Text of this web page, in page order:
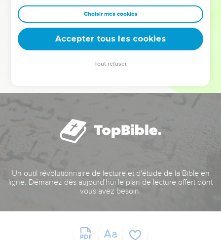
clés pour avancer avec plus de sagesse afin que leurs erreurs
deviennent vos tremplins. Que vous guidiez un ministère, une
équipe, un groupe ou une famille, leur expérience est faite
Un outil révolutionnaire de lecture et d'étude de la Bible en
ligne. Démarrez dès aujourd'hui le plan de lecture offert dont
vous avez besoin.
Choisir mes cookies
Accepter tous les cookies
Tout refuser